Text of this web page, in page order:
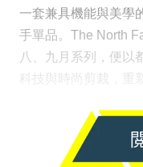
一套兼具機能與美學
手單品。The North
八、九月系列，便以
科技與時尚剪裁，重